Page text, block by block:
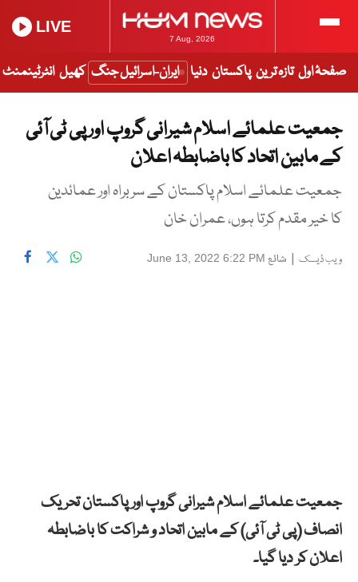
7 Aug, 2026
LIVE
صفحۂ اول تازہ ترین پاکستان دنیا ایران-اسرائیل جنگ کھیل انٹرٹینمنٹ
جمعیت علمائے اسلام شیرانی گروپ اور پی ٹی آئی
کے مابین اتحاد کا باضابطہ اعلان
جمعیت علمائے اسلام پاکستان کے سربراہ اور عمائدین
کا خیر مقدم کرتا ہوں، عمران خان
ویب ڈیسک | شائع June 13, 2022 6:22 PM
جمعیت علمائے اسلام شیرانی گروپ اور پاکستان تحریک
انصاف (پی ٹی آئی) کے مابین اتحاد و شراکت کا باضابطہ
اعلان کر دیا گیا۔